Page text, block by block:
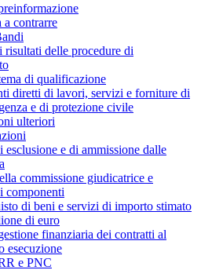
a contrarre
risultati delle procedure di
di qualificazione
diretti di lavori, servizi e forniture di
e di protezione civile
ulteriori
e di ammissione dalle
commissione giudicatrice e
componenti
di beni e servizi di importo stimato
di euro
finanziaria dei contratti al
esecuzione
e PNC